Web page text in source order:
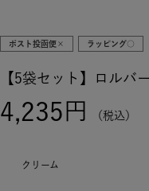
ポスト投函便× ラッピング○
【5袋セット】ロルバ
4,235 税込
クリーム